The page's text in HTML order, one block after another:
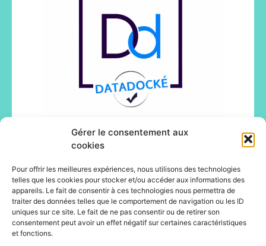
Gérer le consentement aux
cookies
Pour offrir les meilleures expériences, nous utilisons des technologies
telles que les cookies pour stocker et/ou accéder aux informations des
appareils. Le fait de consentir à ces technologies nous permettra de
traiter des données telles que le comportement de navigation ou les ID
uniques sur ce site. Le fait de ne pas consentir ou de retirer son
consentement peut avoir un effet négatif sur certaines caractéristiques
et fonctions.